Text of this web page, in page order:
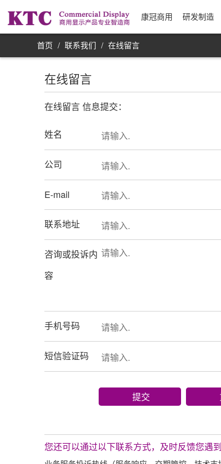
康冠商用 研发制造
首页 / 联系我们 / 在线留言
在线留言
在线留言 信息提交：
姓名
公司
E-mail
联系地址
咨询或投诉内
容
手机号码
短信验证码
您还可以通过以下联系方式，及时反馈您遇